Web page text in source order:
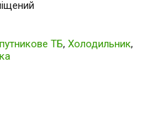
ТБ, Холодильник,